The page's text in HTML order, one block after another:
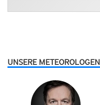
UNSERE METEOROLOGEN